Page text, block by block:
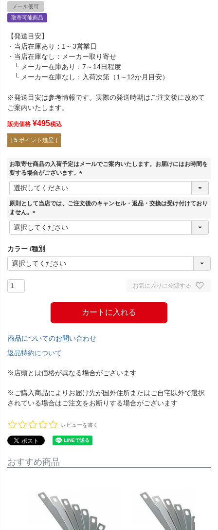
メール便可
取寄可能商品
【発送目安】
・当店在庫あり：1～3営業日
・当店在庫なし：メーカー取り寄せ
└ メーカー在庫あり：7～14日程度
└ メーカー在庫なし：入荷次第（1～12か月目安）
※発送目安は参考情報です。実際の発送時期はご注文後に改めて
ご案内いたします。
販売価格 ¥495税込
[ 5 ポイント進呈 ]
お取寄せ商品の入荷予定はメールでご案内いたします。お届けにはお時間を
要する場合がございます。
(
須
原則として当店では、ご注文後のキャンセル・返品・交換は受け付けており
ません。
(
必
)
カラー 種別
お気に入りに登録する
カートに入れる
商品についてのお問い合わせ
返品特約について
※店頭とは価格が異なる場合がございます
※ご購入商品によりお届け先が国外住所またはご自宅以外で選択
されている場合はご注文をお断りする場合がございます
レビューを書く
おすすめ商品